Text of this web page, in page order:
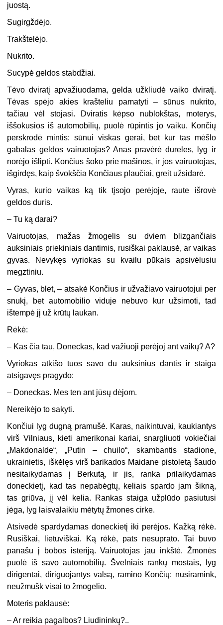
juostą.
Sugirgždėjo.
Trakštelėjo.
Nukrito.
Sucypė geldos stabdžiai.
Tėvo dviratį apvažiuodama, gelda užkliudė vaiko dviratį.
Tėvas spėjo akies krašteliu pamatyti – sūnus nukrito,
tačiau vėl stojasi. Dviratis kėpso nublokštas, moterys,
iššokusios iš automobilių, puolė rūpintis jo vaiku. Končių
perskrodė mintis: sūnui viskas gerai, bet kur tas mėšlo
gabalas geldos vairuotojas? Anas pravėrė dureles, lyg ir
norėjo išlipti. Končius šoko prie mašinos, ir jos vairuotojas,
išgirdęs, kaip švokščia Končiaus plaučiai, greit užsidarė.
Vyras, kurio vaikas ką tik tįsojo perėjoje, raute išrovė
geldos duris.
– Tu ką darai?
Vairuotojas, mažas žmogelis su dviem blizgančiais
auksiniais priekiniais dantimis, rusiškai paklausė, ar vaikas
gyvas. Nevykęs vyriokas su kvailu pūkais apsivėlusiu
megztiniu.
– Gyvas, blet, – atsakė Končius ir užvažiavo vairuotojui per
snukį, bet automobilio viduje nebuvo kur užsimoti, tad
ištempė jį už krūtų laukan.
Rėkė:
– Kas čia tau, Doneckas, kad važiuoji perėjoj ant vaikų? A?
Vyriokas atkišo tuos savo du auksinius dantis ir staiga
atsigavęs pragydo:
– Doneckas. Mes ten ant jūsų dėjom.
Nereikėjo to sakyti.
Končiui lyg dugną pramušė. Karas, naikintuvai, kaukiantys
virš Vilniaus, kieti amerikonai kariai, snargliuoti vokiečiai
„Makdonalde“, „Putin – chuilo“, skambantis stadione,
ukrainietis, iškėlęs virš barikados Maidane pistoletą šaudo
nesitaikydamas į Berkutą, ir jis, ranka prilaikydamas
doneckietį, kad tas nepabėgtų, keliais spardo jam šikną,
tas griūva, jį vėl kelia. Rankas staiga užplūdo pasiutusi
jėga, lyg laisvalaikiu mėtytų žmones cirke.
Atsivedė spardydamas doneckietį iki perėjos. Kažką rėkė.
Rusiškai, lietuviškai. Ką rėkė, pats nesuprato. Tai buvo
panašu į bobos isteriją. Vairuotojas jau inkštė. Žmonės
puolė iš savo automobilių. Švelniais rankų mostais, lyg
dirigentai, diriguojantys valsą, ramino Končių: nusiramink,
neužmušk visai to žmogelio.
Moteris paklausė:
– Ar reikia pagalbos? Liudininkų?..